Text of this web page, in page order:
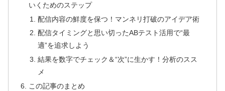
いくためのステップ
配信内容の鮮度を保つ！マンネリ打破のアイデア術
配信タイミングと思い切ったABテスト活用で“最
適”を追求しよう
結果を数字でチェック＆“次”に生かす！分析のスス
メ
この記事のまとめ